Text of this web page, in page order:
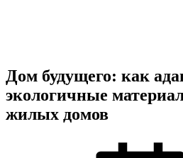
Дом будущего: как
экологичные
жилых домов